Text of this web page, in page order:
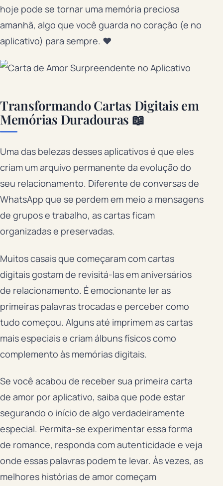
hoje pode se tornar uma memória preciosa
amanhã, algo que você guarda no coração (e no
aplicativo) para sempre. ❤️
Transformando Cartas Digitais em
Memórias Duradouras 📖
Uma das belezas desses aplicativos é que eles
criam um arquivo permanente da evolução do
seu relacionamento. Diferente de conversas de
WhatsApp que se perdem em meio a mensagens
de grupos e trabalho, as cartas ficam
organizadas e preservadas.
Muitos casais que começaram com cartas
digitais gostam de revisitá-las em aniversários
de relacionamento. É emocionante ler as
primeiras palavras trocadas e perceber como
tudo começou. Alguns até imprimem as cartas
mais especiais e criam álbuns físicos como
complemento às memórias digitais.
Se você acabou de receber sua primeira carta
de amor por aplicativo, saiba que pode estar
segurando o início de algo verdadeiramente
especial. Permita-se experimentar essa forma
de romance, responda com autenticidade e veja
onde essas palavras podem te levar. Às vezes, as
melhores histórias de amor começam